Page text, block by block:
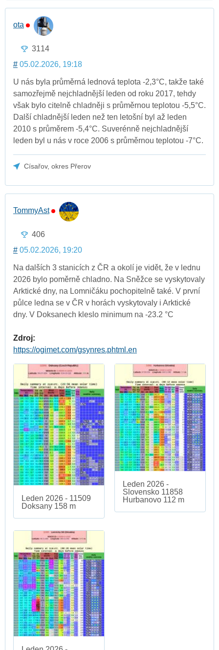
ota
3114
# 05.02.2026, 19:18
U nás byla průměrná lednová teplota -2,3°C, takže také
samozřejmě nejchladnější leden od roku 2017, tehdy
však bylo citelně chladněji s průměrnou teplotou -5,5°C.
Další chladnější leden než ten letošní byl až leden
2010 s průměrem -5,4°C. Suverénně nejchladnější
leden byl u nás v roce 2006 s průměrnou teplotou -7°C.
Císařov, okres Přerov
TommyAst
406
# 05.02.2026, 19:20
Na dalších 3 stanicích z ČR a okolí je vidět, že v lednu
2026 bylo poměrně chladno. Na Sněžce se vyskytovaly
Arktické dny, na Lomničáku pochopitelně také. V první
půlce ledna se v ČR v horách vyskytovaly i Arktické
dny. V Doksanech kleslo minimum na -23.2 °C
Zdroj:
https://ogimet.com/gsynres.phtml.en
Leden 2026 - 11509
Doksany 158 m
Leden 2026 -
Slovensko 11858
Hurbanovo 112 m